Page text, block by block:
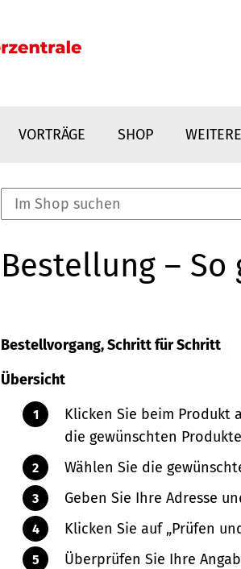
VORTRÄGE SHOP
Bestellung – So
Bestellvorgang, Schritt für Schritt
Übersicht
Klicken Sie beim Produkt
die gewünschten
Wählen Sie die
Geben Sie Ihre Adresse
Klicken Sie auf „Prüfen
Überprüfen Sie Ihre